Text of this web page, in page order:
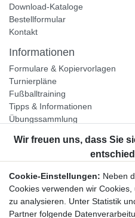
Download-Kataloge
Bestellformular
Kontakt
Informationen
Formulare & Kopiervorlagen
Turnierpläne
Fußballtraining
Tipps & Informationen
Übungssammlung
Unternehmen
Widerrufsrecht
Bestellung widerrufen
Cookie-Einstellungen: Neben
Cookies verwenden wir
zu analysieren. Unter Statistik
Partner folgende